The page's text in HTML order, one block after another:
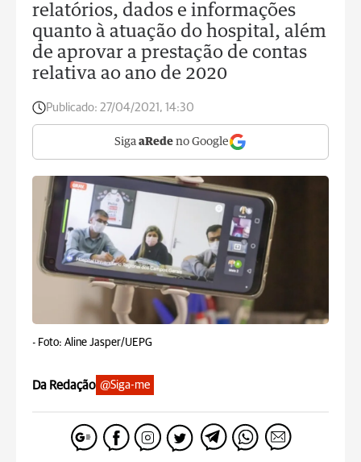
relatórios, dados e informações
quanto à atuação do hospital, além
de aprovar a prestação de contas
relativa ao ano de 2020
Publicado: 27/04/2021, 14:30
Siga aRede no Google
- Foto: Aline Jasper/UEPG
Da Redação @Siga-me